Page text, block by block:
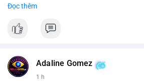
✔ Hỗ trợ khách hàng đáng tin cậy
Liên hệ ngay:
#shopify #shopifypayment #ecommerce
Đọc thêm
Adaline Gomez
1 h